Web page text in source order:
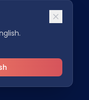
Deutsch
Dansk